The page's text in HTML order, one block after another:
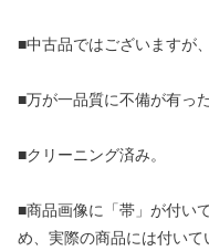
■中古品ではございますが
■万が一品質に不備が有っ
■クリーニング済み。
■商品画像に「帯」が付い
め、実際の商品には付いて